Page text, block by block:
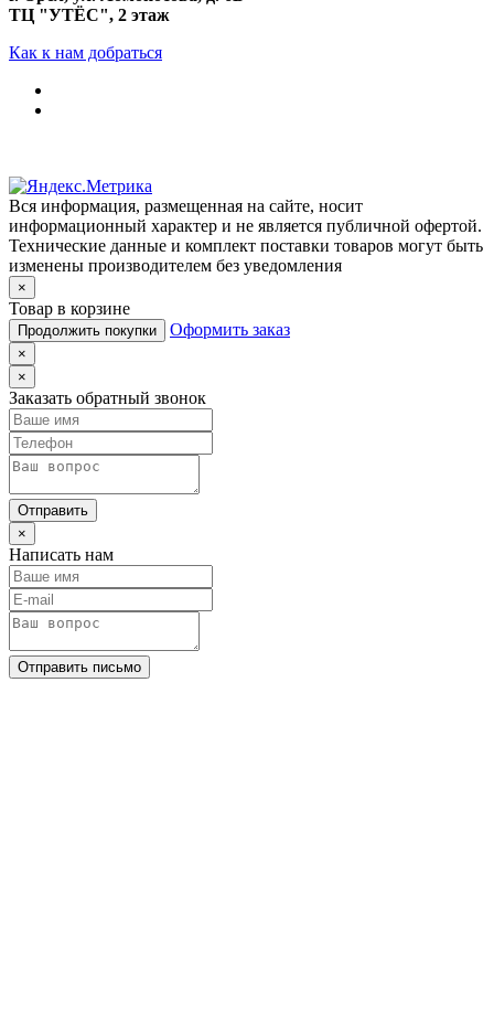
ТЦ "УТЁС", 2 этаж
Как к нам добраться
Вся информация, размещенная на сайте, носит
информационный характер и не является публичной офертой.
Технические данные и комплект поставки товаров могут быть
изменены производителем без уведомления
×
Товар в корзине
Продолжить покупки Оформить заказ
×
×
Заказать обратный звонок
Отправить
×
Написать нам
Отправить письмо